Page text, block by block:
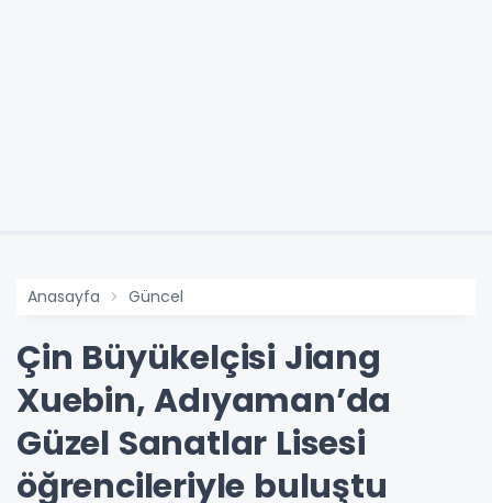
Anasayfa Güncel
Çin Büyükelçisi Jiang
Xuebin, Adıyaman’da
Güzel Sanatlar Lisesi
öğrencileriyle buluştu